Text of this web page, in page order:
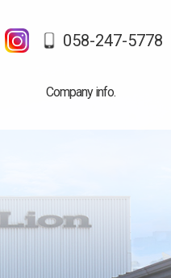
058-247-5778
Company info.
会社案内